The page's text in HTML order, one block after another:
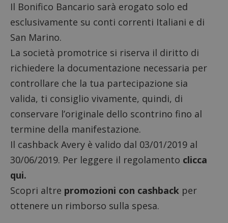
Il Bonifico Bancario sarà erogato solo ed
esclusivamente su conti correnti Italiani e di
San Marino.
La società promotrice si riserva il diritto di
richiedere la documentazione necessaria per
controllare che la tua partecipazione sia
valida, ti consiglio vivamente, quindi, di
conservare l’originale dello scontrino fino al
termine della manifestazione.
Il cashback Avery è valido dal 03/01/2019 al
30/06/2019. Per leggere il regolamento clicca
qui.
Scopri altre promozioni con cashback per
ottenere un rimborso sulla spesa.